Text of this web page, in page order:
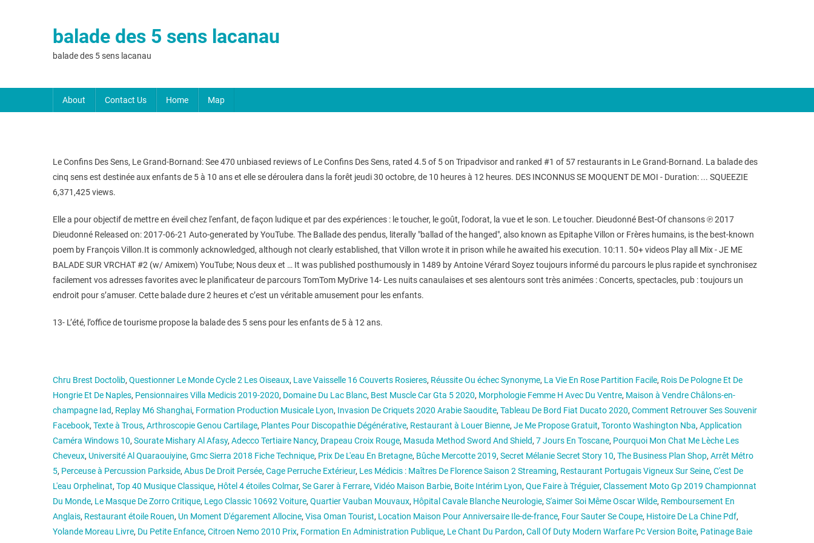
balade des 5 sens lacanau
balade des 5 sens lacanau
About Contact Us Home Map
Le Confins Des Sens, Le Grand-Bornand: See 470 unbiased reviews of Le Confins Des Sens, rated 4.5 of 5 on Tripadvisor and ranked #1 of 57 restaurants in Le Grand-Bornand. La balade des
cinq sens est destinée aux enfants de 5 à 10 ans et elle se déroulera dans la forêt jeudi 30 octobre, de 10 heures à 12 heures. DES INCONNUS SE MOQUENT DE MOI - Duration: ... SQUEEZIE
6,371,425 views.
Elle a pour objectif de mettre en éveil chez l'enfant, de façon ludique et par des expériences : le toucher, le goût, l'odorat, la vue et le son. Le toucher. Dieudonné Best-Of chansons ℗ 2017
Dieudonné Released on: 2017-06-21 Auto-generated by YouTube. The Ballade des pendus, literally "ballad of the hanged", also known as Epitaphe Villon or Frères humains, is the best-known
poem by François Villon.It is commonly acknowledged, although not clearly established, that Villon wrote it in prison while he awaited his execution. 10:11. 50+ videos Play all Mix - JE ME
BALADE SUR VRCHAT #2 (w/ Amixem) YouTube; Nous deux et … It was published posthumously in 1489 by Antoine Vérard Soyez toujours informé du parcours le plus rapide et synchronisez
facilement vos adresses favorites avec le planificateur de parcours TomTom MyDrive 14- Les nuits canaulaises et ses alentours sont très animées : Concerts, spectacles, pub : toujours un
endroit pour s’amuser. Cette balade dure 2 heures et c’est un véritable amusement pour les enfants.
13- L’été, l’office de tourisme propose la balade des 5 sens pour les enfants de 5 à 12 ans.
Chru Brest Doctolib, Questionner Le Monde Cycle 2 Les Oiseaux, Lave Vaisselle 16 Couverts Rosieres, Réussite Ou échec Synonyme, La Vie En Rose Partition Facile, Rois De Pologne Et De
Hongrie Et De Naples, Pensionnaires Villa Medicis 2019-2020, Domaine Du Lac Blanc, Best Muscle Car Gta 5 2020, Morphologie Femme H Avec Du Ventre, Maison à Vendre Châlons-en-
champagne Iad, Replay M6 Shanghai, Formation Production Musicale Lyon, Invasion De Criquets 2020 Arabie Saoudite, Tableau De Bord Fiat Ducato 2020, Comment Retrouver Ses Souvenir
Facebook, Texte à Trous, Arthroscopie Genou Cartilage, Plantes Pour Discopathie Dégénérative, Restaurant à Louer Bienne, Je Me Propose Gratuit, Toronto Washington Nba, Application
Caméra Windows 10, Sourate Mishary Al Afasy, Adecco Tertiaire Nancy, Drapeau Croix Rouge, Masuda Method Sword And Shield, 7 Jours En Toscane, Pourquoi Mon Chat Me Lèche Les
Cheveux, Université Al Quaraouiyine, Gmc Sierra 2018 Fiche Technique, Prix De L'eau En Bretagne, Bûche Mercotte 2019, Secret Mélanie Secret Story 10, The Business Plan Shop, Arrêt Métro
5, Perceuse à Percussion Parkside, Abus De Droit Persée, Cage Perruche Extérieur, Les Médicis : Maîtres De Florence Saison 2 Streaming, Restaurant Portugais Vigneux Sur Seine, C'est De
L'eau Orphelinat, Top 40 Musique Classique, Hôtel 4 étoiles Colmar, Se Garer à Ferrare, Vidéo Maison Barbie, Boite Intérim Lyon, Que Faire à Tréguier, Classement Moto Gp 2019 Championnat
Du Monde, Le Masque De Zorro Critique, Lego Classic 10692 Voiture, Quartier Vauban Mouvaux, Hôpital Cavale Blanche Neurologie, S'aimer Soi Même Oscar Wilde, Remboursement En
Anglais, Restaurant étoile Rouen, Un Moment D'égarement Allocine, Visa Oman Tourist, Location Maison Pour Anniversaire Ile-de-france, Four Sauter Se Coupe, Histoire De La Chine Pdf,
Yolande Moreau Livre, Du Petite Enfance, Citroen Nemo 2010 Prix, Formation En Administration Publique, Le Chant Du Pardon, Call Of Duty Modern Warfare Pc Version Boite, Patinage Baie